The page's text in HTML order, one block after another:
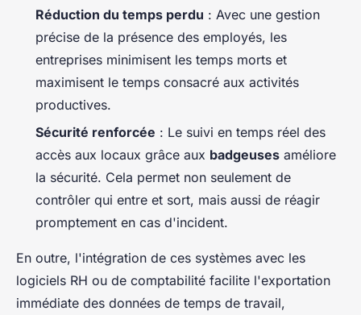
Réduction du temps perdu : Avec une gestion
précise de la présence des employés, les
entreprises minimisent les temps morts et
maximisent le temps consacré aux activités
productives.
Sécurité renforcée : Le suivi en temps réel des
accès aux locaux grâce aux badgeuses améliore
la sécurité. Cela permet non seulement de
contrôler qui entre et sort, mais aussi de réagir
promptement en cas d'incident.
En outre, l'intégration de ces systèmes avec les
logiciels RH ou de comptabilité facilite l'exportation
immédiate des données de temps de travail,